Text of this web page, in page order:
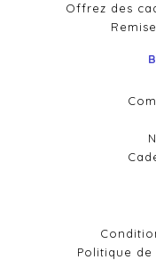
Offrez des
Politique